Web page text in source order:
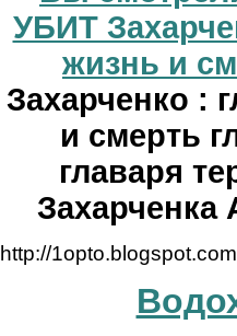
УБИТ
жизнь и
Захарченко :
и смерть
главаря
Захарченка
http://